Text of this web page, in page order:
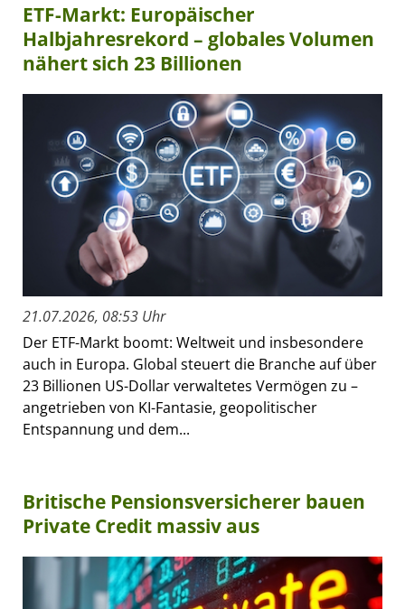
ETF-Markt: Europäischer
Halbjahresrekord – globales Volumen
nähert sich 23 Billionen
21.07.2026, 08:53 Uhr
Der ETF-Markt boomt: Weltweit und insbesondere
auch in Europa. Global steuert die Branche auf über
23 Billionen US-Dollar verwaltetes Vermögen zu –
angetrieben von KI-Fantasie, geopolitischer
Entspannung und dem...
Britische Pensionsversicherer bauen
Private Credit massiv aus